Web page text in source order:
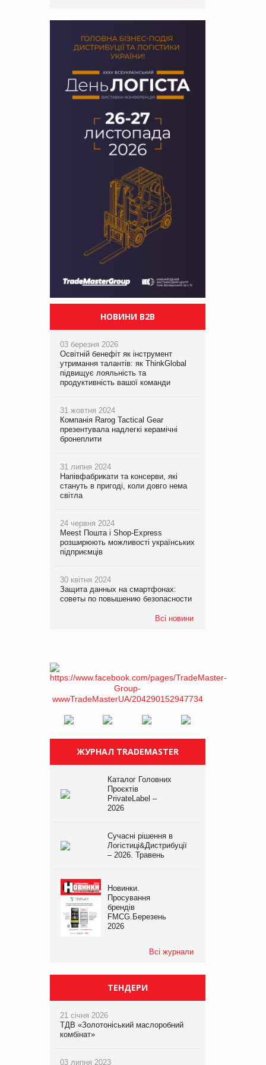
НОВИНИ B2B
03 березня 2026
Освітній бенефіт як інструмент
утримання талантів: як ThinkGlobal
підвищує лояльність та
продуктивність вашої команди
31 жовтня 2024
Компанія Rarog Tactical Gear
презентувала надлегкі керамічні
бронеплити
31 липня 2024
Напівфабрикати та консерви, які
стануть в пригоді, коли довго нема
світла
24 червня 2024
Meest Пошта і Shop-Express
розширюють можливості українських
підприємців
30 квітня 2024
Защита данных на смартфонах:
советы по повышению безопасности
Всі новини
ЖУРНАЛ TRADEMASTER
Каталог Головних
Проєктів
PrivateLabel –
2026
Сучасні рішення в
Логістиці&Дистрибуції
– 2026. Травень
Новинки.
Просування
брендів
FMCG.Березень
2026
Всі журнали
ТЕНДЕРИ
21 січня 2026
ТДВ «Золотоніський маслоробний
комбінат»
03 липня 2023